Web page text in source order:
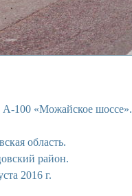
А-100 «Можайское шоссе».
область.
район.
2016 г.